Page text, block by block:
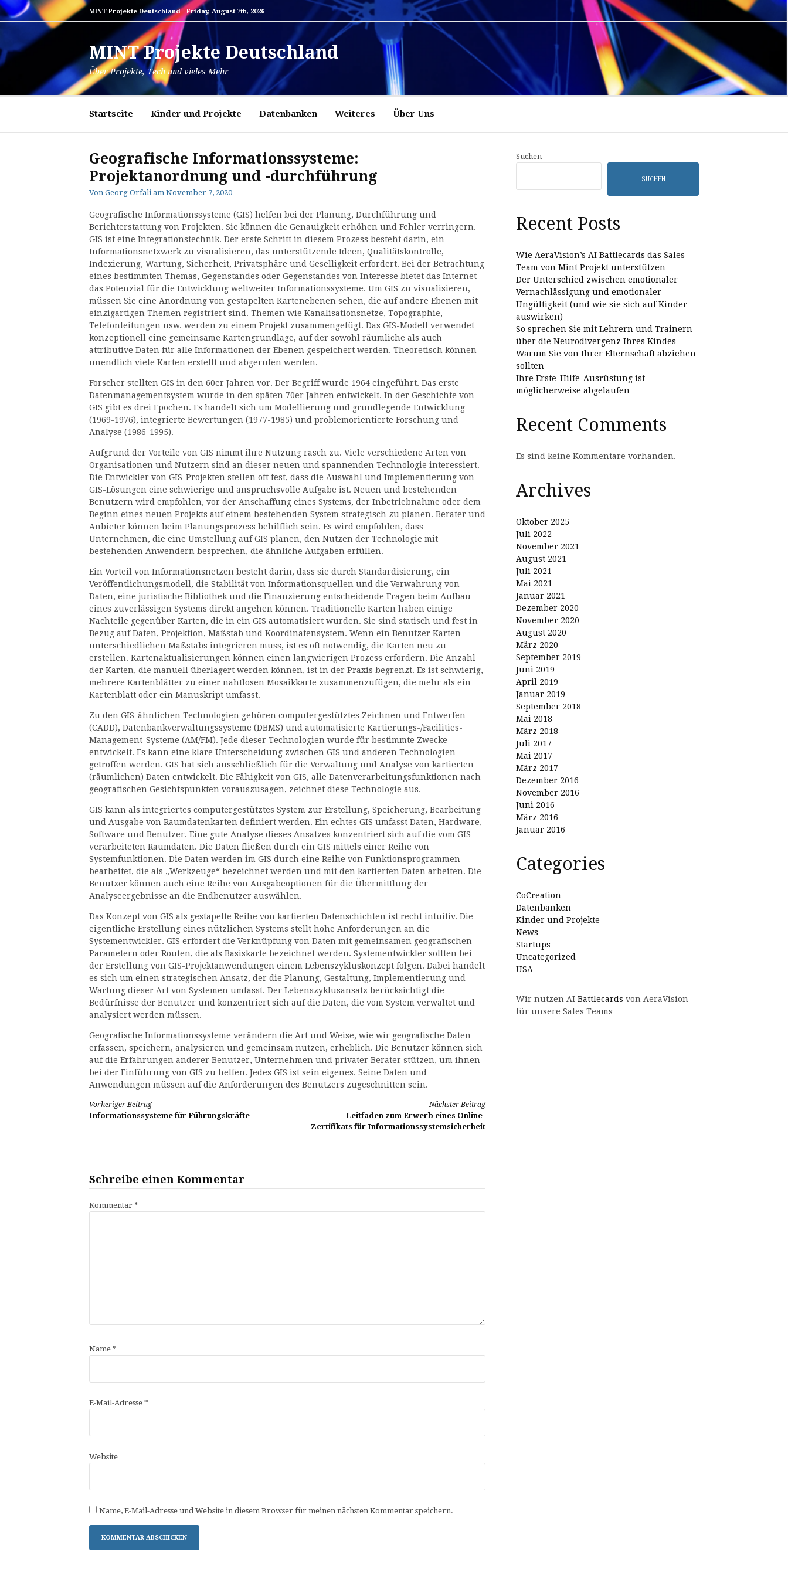
Zum
Inhalt
MINT Projekte Deutschland - Friday, August 7th, 2026
Policy
Page
MINT Projekte Deutschland
Über Projekte, Tech und vieles Mehr
Startseite Kinder und Projekte Datenbanken Weiteres Über Uns
Geografische Informationssysteme:
Projektanordnung und -durchführung
Von Georg Orfali am November 7, 2020
Geografische Informationssysteme (GIS) helfen bei der Planung, Durchführung und
Berichterstattung von Projekten. Sie können die Genauigkeit erhöhen und Fehler verringern.
GIS ist eine Integrationstechnik. Der erste Schritt in diesem Prozess besteht darin, ein
Informationsnetzwerk zu visualisieren, das unterstützende Ideen, Qualitätskontrolle,
Indexierung, Wartung, Sicherheit, Privatsphäre und Geselligkeit erfordert. Bei der Betrachtung
eines bestimmten Themas, Gegenstandes oder Gegenstandes von Interesse bietet das Internet
das Potenzial für die Entwicklung weltweiter Informationssysteme. Um GIS zu visualisieren,
müssen Sie eine Anordnung von gestapelten Kartenebenen sehen, die auf andere Ebenen mit
einzigartigen Themen registriert sind. Themen wie Kanalisationsnetze, Topographie,
Telefonleitungen usw. werden zu einem Projekt zusammengefügt. Das GIS-Modell verwendet
konzeptionell eine gemeinsame Kartengrundlage, auf der sowohl räumliche als auch
attributive Daten für alle Informationen der Ebenen gespeichert werden. Theoretisch können
unendlich viele Karten erstellt und abgerufen werden.
Forscher stellten GIS in den 60er Jahren vor. Der Begriff wurde 1964 eingeführt. Das erste
Datenmanagementsystem wurde in den späten 70er Jahren entwickelt. In der Geschichte von
GIS gibt es drei Epochen. Es handelt sich um Modellierung und grundlegende Entwicklung
(1969-1976), integrierte Bewertungen (1977-1985) und problemorientierte Forschung und
Analyse (1986-1995).
Aufgrund der Vorteile von GIS nimmt ihre Nutzung rasch zu. Viele verschiedene Arten von
Organisationen und Nutzern sind an dieser neuen und spannenden Technologie interessiert.
Die Entwickler von GIS-Projekten stellen oft fest, dass die Auswahl und Implementierung von
GIS-Lösungen eine schwierige und anspruchsvolle Aufgabe ist. Neuen und bestehenden
Benutzern wird empfohlen, vor der Anschaffung eines Systems, der Inbetriebnahme oder dem
Beginn eines neuen Projekts auf einem bestehenden System strategisch zu planen. Berater und
Anbieter können beim Planungsprozess behilflich sein. Es wird empfohlen, dass
Unternehmen, die eine Umstellung auf GIS planen, den Nutzen der Technologie mit
bestehenden Anwendern besprechen, die ähnliche Aufgaben erfüllen.
Ein Vorteil von Informationsnetzen besteht darin, dass sie durch Standardisierung, ein
Veröffentlichungsmodell, die Stabilität von Informationsquellen und die Verwahrung von
Daten, eine juristische Bibliothek und die Finanzierung entscheidende Fragen beim Aufbau
eines zuverlässigen Systems direkt angehen können. Traditionelle Karten haben einige
Nachteile gegenüber Karten, die in ein GIS automatisiert wurden. Sie sind statisch und fest in
Bezug auf Daten, Projektion, Maßstab und Koordinatensystem. Wenn ein Benutzer Karten
unterschiedlichen Maßstabs integrieren muss, ist es oft notwendig, die Karten neu zu
erstellen. Kartenaktualisierungen können einen langwierigen Prozess erfordern. Die Anzahl
der Karten, die manuell überlagert werden können, ist in der Praxis begrenzt. Es ist schwierig,
mehrere Kartenblätter zu einer nahtlosen Mosaikkarte zusammenzufügen, die mehr als ein
Kartenblatt oder ein Manuskript umfasst.
Zu den GIS-ähnlichen Technologien gehören computergestütztes Zeichnen und Entwerfen
(CADD), Datenbankverwaltungssysteme (DBMS) und automatisierte Kartierungs-/Facilities-
Management-Systeme (AM/FM). Jede dieser Technologien wurde für bestimmte Zwecke
entwickelt. Es kann eine klare Unterscheidung zwischen GIS und anderen Technologien
getroffen werden. GIS hat sich ausschließlich für die Verwaltung und Analyse von kartierten
(räumlichen) Daten entwickelt. Die Fähigkeit von GIS, alle Datenverarbeitungsfunktionen nach
geografischen Gesichtspunkten vorauszusagen, zeichnet diese Technologie aus.
GIS kann als integriertes computergestütztes System zur Erstellung, Speicherung, Bearbeitung
und Ausgabe von Raumdatenkarten definiert werden. Ein echtes GIS umfasst Daten, Hardware,
Software und Benutzer. Eine gute Analyse dieses Ansatzes konzentriert sich auf die vom GIS
verarbeiteten Raumdaten. Die Daten fließen durch ein GIS mittels einer Reihe von
Systemfunktionen. Die Daten werden im GIS durch eine Reihe von Funktionsprogrammen
bearbeitet, die als „Werkzeuge“ bezeichnet werden und mit den kartierten Daten arbeiten. Die
Benutzer können auch eine Reihe von Ausgabeoptionen für die Übermittlung der
Analyseergebnisse an die Endbenutzer auswählen.
Das Konzept von GIS als gestapelte Reihe von kartierten Datenschichten ist recht intuitiv. Die
eigentliche Erstellung eines nützlichen Systems stellt hohe Anforderungen an die
Systementwickler. GIS erfordert die Verknüpfung von Daten mit gemeinsamen geografischen
Parametern oder Routen, die als Basiskarte bezeichnet werden. Systementwickler sollten bei
der Erstellung von GIS-Projektanwendungen einem Lebenszykluskonzept folgen. Dabei handelt
es sich um einen strategischen Ansatz, der die Planung, Gestaltung, Implementierung und
Wartung dieser Art von Systemen umfasst. Der Lebenszyklusansatz berücksichtigt die
Bedürfnisse der Benutzer und konzentriert sich auf die Daten, die vom System verwaltet und
analysiert werden müssen.
Geografische Informationssysteme verändern die Art und Weise, wie wir geografische Daten
erfassen, speichern, analysieren und gemeinsam nutzen, erheblich. Die Benutzer können sich
auf die Erfahrungen anderer Benutzer, Unternehmen und privater Berater stützen, um ihnen
bei der Einführung von GIS zu helfen. Jedes GIS ist sein eigenes. Seine Daten und
Anwendungen müssen auf die Anforderungen des Benutzers zugeschnitten sein.
Weiterlesen
Vorheriger Beitrag
Informationssysteme für Führungskräfte
Nächster Beitrag
Leitfaden zum Erwerb eines Online-
Zertifikats für Informationssystemsicherheit
Schreibe einen Kommentar
Kommentar *
Name *
E-Mail-Adresse *
Website
Name, E-Mail-Adresse und Website in diesem Browser für meinen nächsten Kommentar speichern.
Suchen
SUCHEN
Recent Posts
Wie AeraVision’s AI Battlecards das Sales-
Team von Mint Projekt unterstützen
Der Unterschied zwischen emotionaler
Vernachlässigung und emotionaler
Ungültigkeit (und wie sie sich auf Kinder
auswirken)
So sprechen Sie mit Lehrern und Trainern
über die Neurodivergenz Ihres Kindes
Warum Sie von Ihrer Elternschaft abziehen
sollten
Ihre Erste-Hilfe-Ausrüstung ist
möglicherweise abgelaufen
Recent Comments
Es sind keine Kommentare vorhanden.
Archives
Oktober 2025
Juli 2022
November 2021
August 2021
Juli 2021
Mai 2021
Januar 2021
Dezember 2020
November 2020
August 2020
März 2020
September 2019
Juni 2019
April 2019
Januar 2019
September 2018
Mai 2018
März 2018
Juli 2017
Mai 2017
März 2017
Dezember 2016
November 2016
Juni 2016
März 2016
Januar 2016
Categories
CoCreation
Datenbanken
Kinder und Projekte
News
Startups
Uncategorized
USA
Wir nutzen AI Battlecards von AeraVision
für unsere Sales Teams